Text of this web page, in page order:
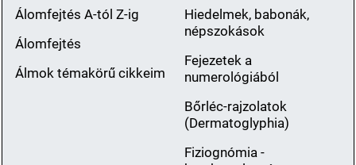
Álomfejtés A-tól Z-ig
Álomfejtés
Álmok témakörű cikkeim
Hiedelmek, babonák,
népszokások
Fejezetek a
numerológiából
Bőrléc-rajzolatok
(Dermatoglyphia)
Fiziognómia -